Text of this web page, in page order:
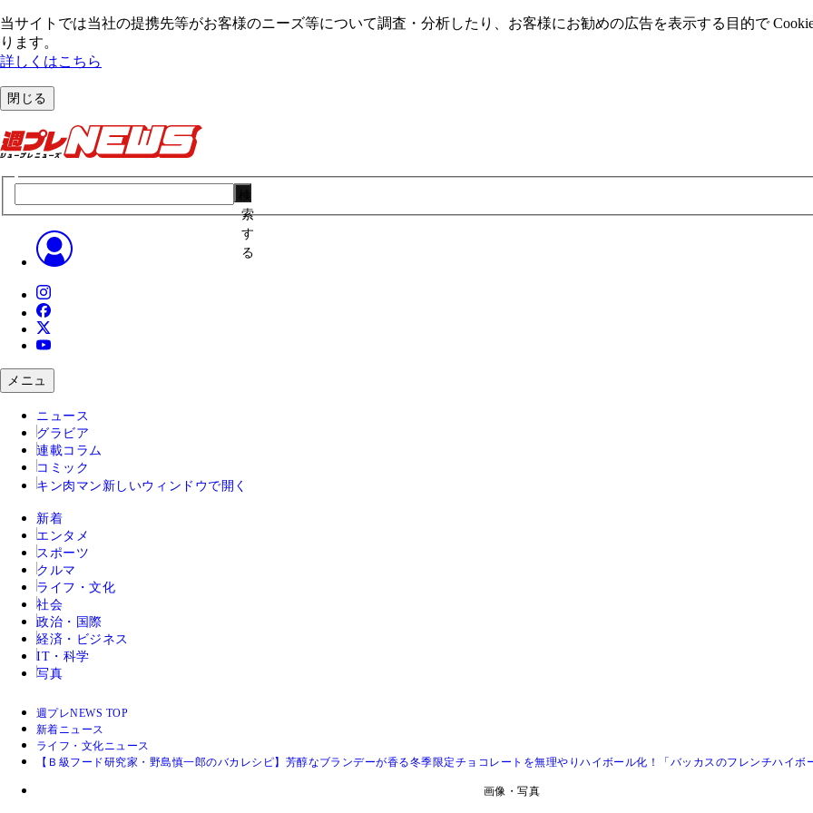
当サイトでは当社の提携先等がお客様のニーズ等について調査・分析したり、お客様にお勧めの広告を表⽰する⽬的で
ります。
詳しくはこちら
閉じる
索
す
る
メニュ
ニュース
グラビア
連載コラム
コミック
キン肉マン 新しいウィンドウで開く
新着
エンタメ
スポーツ
クルマ
ライフ・文化
社会
政治・国際
経済・ビジネス
IT・科学
写真
週プレNEWS TOP
新着ニュース
ライフ・文化ニュース
【Ｂ級フード研究家・野島慎一郎のバカレシピ】芳醇なブランデーが香る冬季限定チョコレートを無理やりハイボール化！「バッカスのフレンチハイボ
画像・写真